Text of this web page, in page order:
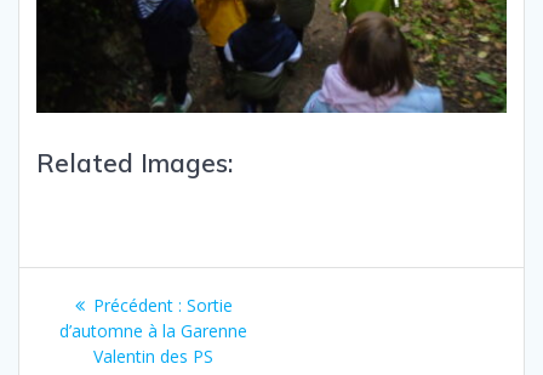
Related Images:
Précédent : Sortie
d’automne à la Garenne
Valentin des PS